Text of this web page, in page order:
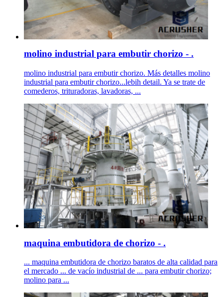
molino industrial para embutir chorizo - .
molino industrial para embutir chorizo. Más detalles molino
industrial para embutir chorizo...lebih detail. Ya se trate de
comederos, trituradoras, lavadoras, ...
maquina embutidora de chorizo - .
... maquina embutidora de chorizo baratos de alta calidad para
el mercado ... de vacío industrial de ... para embutir chorizo;
molino para ...